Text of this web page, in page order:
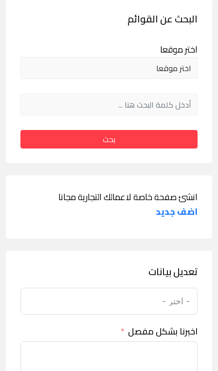
البحث عن القوائم
اختر موقعا
بحث
انشئ صفحة خاصة لاعمالك التجارية مجانا
اضف جديد
تعديل بيانات
اخبرنا بشكل مفصل